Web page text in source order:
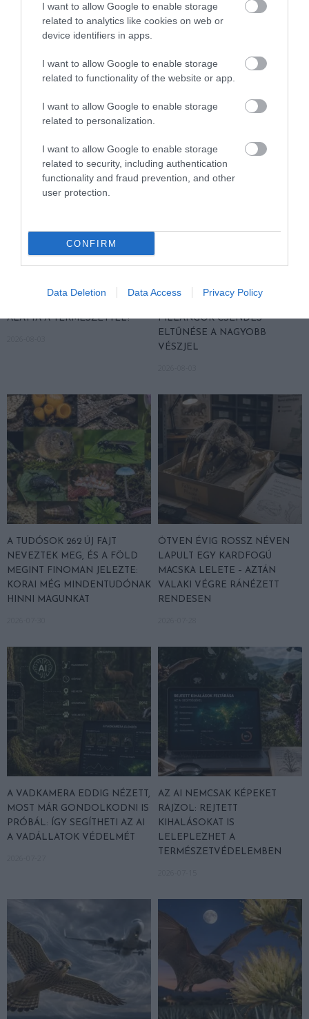
I want to allow Google to enable storage
related to analytics like cookies on web or
device identifiers in apps.
I want to allow Google to enable storage
related to functionality of the website or app.
I want to allow Google to enable storage
related to personalization.
I want to allow Google to enable storage
related to security, including authentication
functionality and fraud prevention, and other
user protection.
CONFIRM
Data Deletion Data Access Privacy Policy
A KOALA EVOLÚCIÓS MÚLTJA
SOKKAL DRÁMAIBB, MINT A
EUKALIPTUSZRÁGCSÁLÁS
SUGALLJA
2026-08-07
A KORALLZÁTONY NEM CSAK
LAKÓJÁT MUTATTA MEG
FELETT: MI EZ A LÁTHATATLAN
ALATTA A TERMÉSZETTEL?
BAJBAN VANNAK: A
PILLANGÓK CSENDES
ELTŰNÉSE A NAGYOBB
VÉSZJEL
A TUDÓSOK 262 ÚJ FAJT
NEVEZTEK MEG, ÉS A FÖLD
MEGINT FINOMAN JELEZTE:
KORAI MÉG MINDENTUDÓNAK
HINNI MAGUNKAT
ÖTVEN ÉVIG ROSSZ NÉVEN
LAPULT EGY KARDFOGÚ
MACSKA LELETE – AZTÁN
VALAKI VÉGRE RÁNÉZETT
RENDESEN
A VADKAMERA EDDIG NÉZETT,
MOST MÁR GONDOLKODNI IS
PRÓBÁL: ÍGY SEGÍTHETI AZ AI
A VADÁLLATOK VÉDELMÉT
AZ AI NEMCSAK KÉPEKET
RAJZOL: REJTETT
KIHALÁSOKAT IS
LELEPLEZHET A
TERMÉSZETVÉDELEMBEN